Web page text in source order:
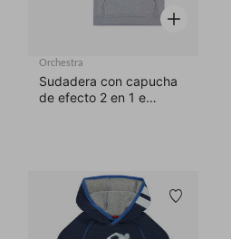
Vista
Orchestra
Sudadera con capucha
de efecto 2 en 1 e
de deseos Lista